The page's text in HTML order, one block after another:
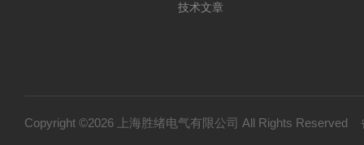
技术文章
Copyright ©2026 上海胜绪电气有限公司 All Rights Reserved